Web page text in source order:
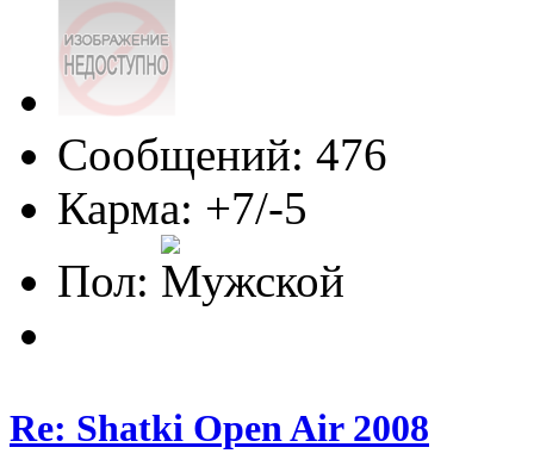
Сообщений: 476
Карма: +7/-5
Пол:
Re: Shatki Open Air 2008